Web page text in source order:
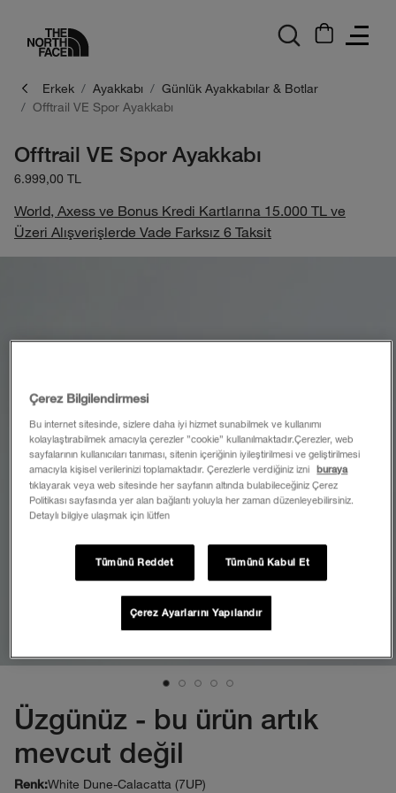
Erkek Ayakkabı
Günlük Ayakkabılar & Botlar
Offtrail VE Spor Ayakkabı
Offtrail VE Spor Ayakkabı
6.999,00 TL
World, Axess ve Bonus Kredi Kartlarına 15.000 TL ve
Üzeri Alışverişlerde Vade Farksız 6 Taksit
Üzgünüz - bu ürün artık
mevcut değil
Renk:White Dune-Calacatta (7UP)
Çerez Bilgilendirmesi
Bu internet sitesinde, sizlere daha iyi hizmet sunabilmek ve kullanımı
kolaylaştırabilmek amacıyla çerezler ”cookie” kullanılmaktadır.Çerezler, web
sayfalarının kullanıcıları tanıması, sitenin içeriğinin iyileştirilmesi ve geliştirilmesi
amacıyla kişisel verilerinizi toplamaktadır. Çerezlerle verdiğiniz izni
buraya
tıklayarak veya web sitesinde her sayfanın altında bulabileceğiniz Çerez
Politikası sayfasında yer alan bağlantı yoluyla her zaman düzenleyebilirsiniz.
Detaylı bilgiye ulaşmak için lütfen
Tümünü Reddet Tümünü Kabul Et
Çerez Ayarlarını Yapılandır